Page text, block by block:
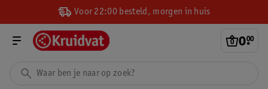
Voor 22:00 besteld, morgen in huis
0.
00